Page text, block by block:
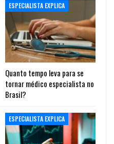
ESPECIALISTA EXPLICA
Quanto tempo leva para se
tornar médico especialista no
Brasil?
ESPECIALISTA EXPLICA